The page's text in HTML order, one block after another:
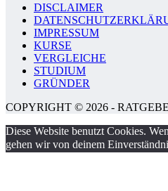
DISCLAIMER
IMPRESSUM
KURSE
VERGLEICHE
STUDIUM
GRÜNDER
COPYRIGHT © 2026 -
Diese Website benutzt Cookies.
gehen wir von deinem